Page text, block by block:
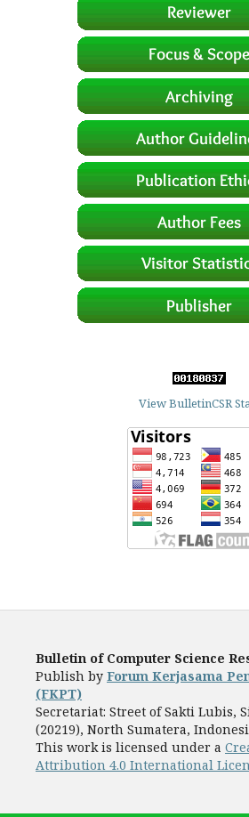
View BulletinCSR
Bulletin of Computer Science
Publish by Forum Kerjasama
(FKPT)
Secretariat: Street of Sakti Lubis,
(20219), North Sumatera,
This work is licensed under a
Attribution 4.0 International